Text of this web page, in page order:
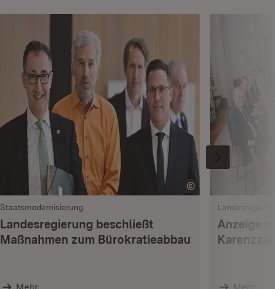
Staatsmodernisierung
Landesregierung beschließt
Maßnahmen zum Bürokratieabbau
Anzeige